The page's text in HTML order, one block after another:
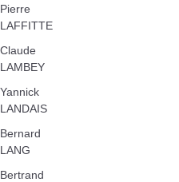
Pierre
LAFFITTE
Claude
LAMBEY
Yannick
LANDAIS
Bernard
LANG
Bertrand